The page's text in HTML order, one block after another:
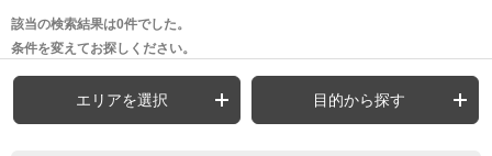
該当の検索結果は0件でした。
条件を変えてお探しください。
エリアを選択 目的から探す